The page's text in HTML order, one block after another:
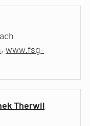
,www.fsg-
Therwil